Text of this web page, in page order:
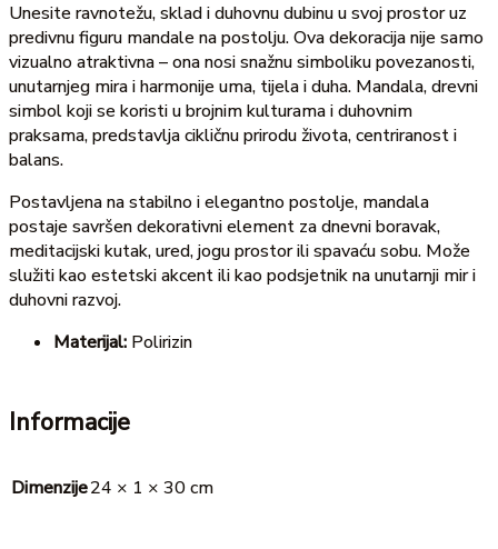
Unesite ravnotežu, sklad i duhovnu dubinu u svoj prostor uz
predivnu figuru mandale na postolju. Ova dekoracija nije samo
vizualno atraktivna – ona nosi snažnu simboliku povezanosti,
unutarnjeg mira i harmonije uma, tijela i duha. Mandala, drevni
simbol koji se koristi u brojnim kulturama i duhovnim
praksama, predstavlja cikličnu prirodu života, centriranost i
balans.
Postavljena na stabilno i elegantno postolje, mandala
postaje savršen dekorativni element za dnevni boravak,
meditacijski kutak, ured, jogu prostor ili spavaću sobu. Može
služiti kao estetski akcent ili kao podsjetnik na unutarnji mir i
duhovni razvoj.
Materijal: Polirizin
Informacije
Dimenzije24 × 1 × 30 cm